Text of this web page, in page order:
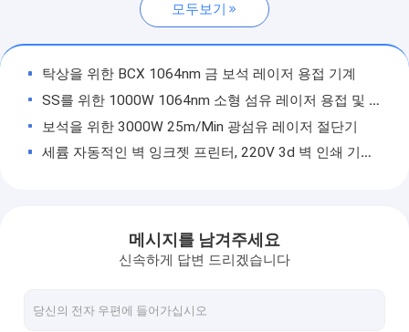
3D 레이저 조각기
자동 티셔츠 인쇄기
UV 인쇄기
레이저 제모기
모두보기
탁상을 위한 BCX 1064nm 금 보석 레이저 용접 기계
SS를 위한 1000W 1064nm 소형 섬유 레이저 용접 및 절단기
보석을 위한 3000W 25m/Min 광섬유 레이저 절단기
세륨 자동적인 벽 잉크젯 프린터, 220V 3d 벽 인쇄 기계 기계
20W 섬유상 레이저 마킹 머신 휴대용 레이자 마커 금속 조각물
BCX 2000W 섬유 레이저 용접 기계, 60HZ 소형 레이저 용접공
110V 50Hz 소형 레이저 용접 기계, 휴대용 소형 섬유 레이저 용접공
메시지를 남겨주세요
신속하게 답변 드리겠습니다